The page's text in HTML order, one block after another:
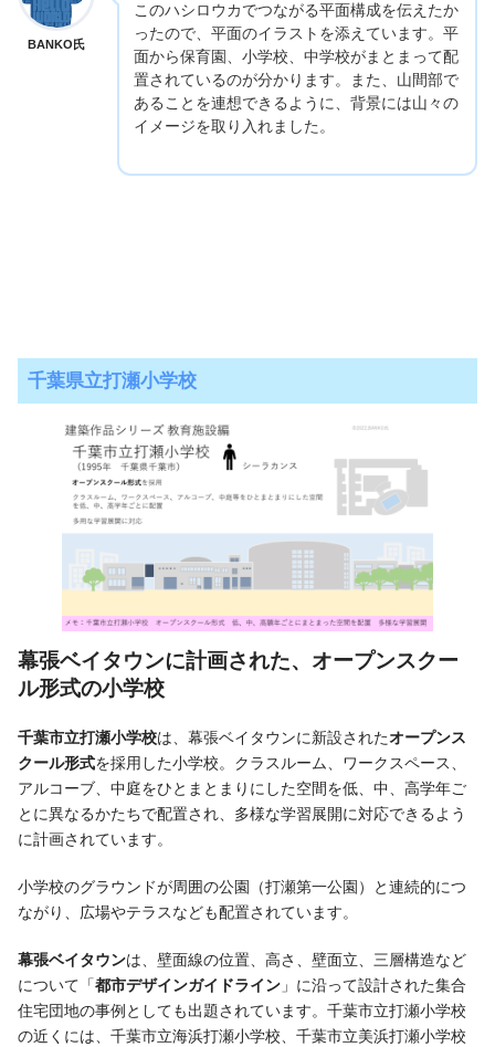
BANKO氏
このハシロウカでつながる平面構成を伝えたか
ったので、平面のイラストを添えています。平
面から保育園、小学校、中学校がまとまって配
置されているのが分かります。また、山間部で
あることを連想できるように、背景には山々の
イメージを取り入れました。
千葉県立打瀬小学校
幕張ベイタウンに計画された、オープンスクー
ル形式の小学校
千葉市立打瀬小学校は、幕張ベイタウンに新設されたオープンス
クール形式を採用した小学校。クラスルーム、ワークスペース、
アルコーブ、中庭をひとまとまりにした空間を低、中、高学年ご
とに異なるかたちで配置され、多様な学習展開に対応できるよう
に計画されています。
小学校のグラウンドが周囲の公園（打瀬第一公園）と連続的につ
ながり、広場やテラスなども配置されています。
幕張ベイタウンは、壁面線の位置、高さ、壁面立、三層構造など
について「都市デザインガイドライン 」に沿って設計された集合
住宅団地の事例としても出題されています。千葉市立打瀬小学校
の近くには、千葉市立海浜打瀬小学校、千葉市立美浜打瀬小学校